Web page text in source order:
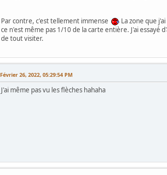
Par contre, c'est tellement immense
La zone que
ce n'est même pas 1/10 de la carte entière. J'ai essayé
de tout visiter.
Février 26, 2022, 05:29:54 PM
J'ai même pas vu les flèches hahaha